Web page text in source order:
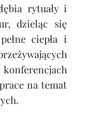
rytuały i
dzieląc się
ciepła i
na temat